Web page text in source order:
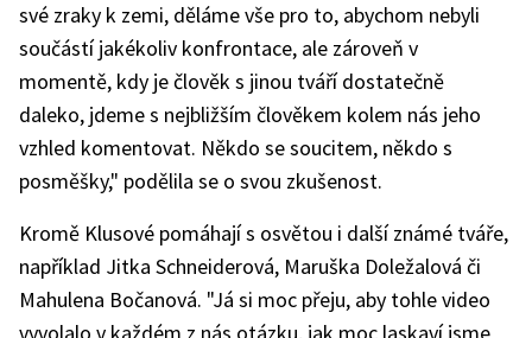
své zraky k zemi, děláme vše pro to, abychom nebyli
součástí jakékoliv konfrontace, ale zároveň v
momentě, kdy je člověk s jinou tváří dostatečně
daleko, jdeme s nejbližším člověkem kolem nás jeho
vzhled komentovat. Někdo se soucitem, někdo s
posměšky," podělila se o svou zkušenost.
Kromě Klusové pomáhají s osvětou i další známé tváře,
například Jitka Schneiderová, Maruška Doležalová či
Mahulena Bočanová. "Já si moc přeju, aby tohle video